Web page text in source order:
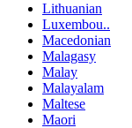
Lithuanian
Luxembou..
Macedonian
Malagasy
Malay
Malayalam
Maltese
Maori